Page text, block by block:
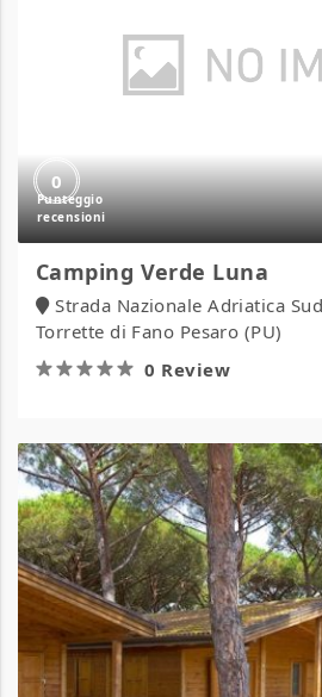
0
Camping Verde Luna
Strada Nazionale Adriatica
Torrette di Fano Pesaro (PU)
0 Review
Camping
Village
Africa